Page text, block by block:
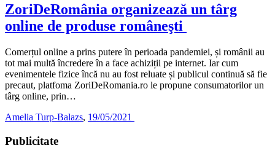
ZoriDeRomânia organizează un târg
online de produse româneşti
Comerțul online a prins putere în perioada pandemiei, și românii au
tot mai multă încredere în a face achiziții pe internet. Iar cum
evenimentele fizice încă nu au fost reluate și publicul continuă să fie
precaut, platfoma ZoriDeRomania.ro le propune consumatorilor un
târg online, prin…
Amelia Turp-Balazs, 19/05/2021
Publicitate